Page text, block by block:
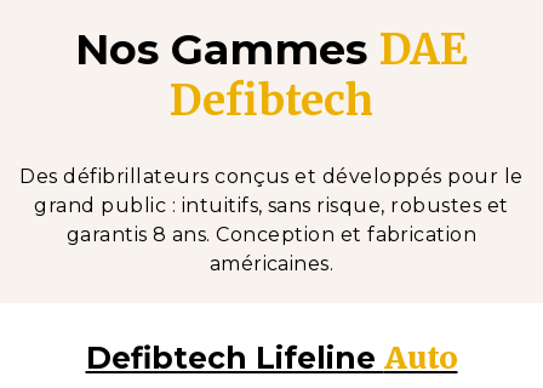
Nos Gammes DAE
Defibtech
Des défibrillateurs conçus et développés pour le
grand public : intuitifs, sans risque, robustes et
garantis 8 ans. Conception et fabrication
américaines.
Defibtech Lifeline Auto